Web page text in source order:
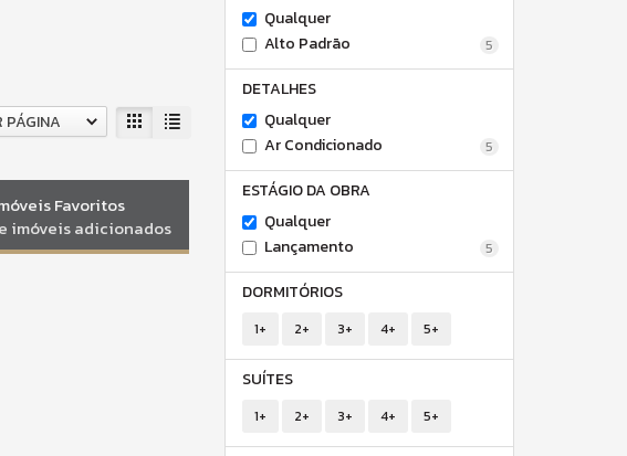
Qualquer
Alto Padrão
5
DETALHES
Qualquer
Ar Condicionado
5
ESTÁGIO DA OBRA
Qualquer
Lançamento
5
DORMITÓRIOS
1+ 2+ 3+ 4+ 5+
SUÍTES
1+ 2+ 3+ 4+ 5+
PÁGINA
Favoritos
imóveis adicionados